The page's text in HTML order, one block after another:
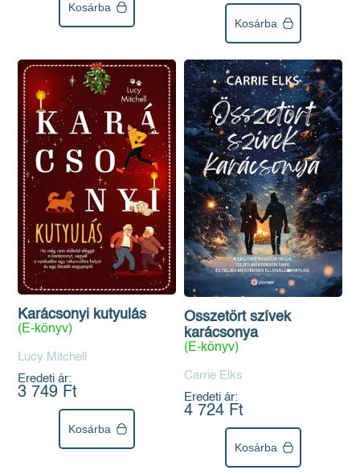
Kosárba
Kosárba
Karácsonyi kutyulás
(E-könyv)
Lucy Mitchell
Eredeti ár:
3 749 Ft
Kosárba
Összetört szívek
karácsonya
(E-könyv)
Carrie Elks
Eredeti ár:
4 724 Ft
Kosárba